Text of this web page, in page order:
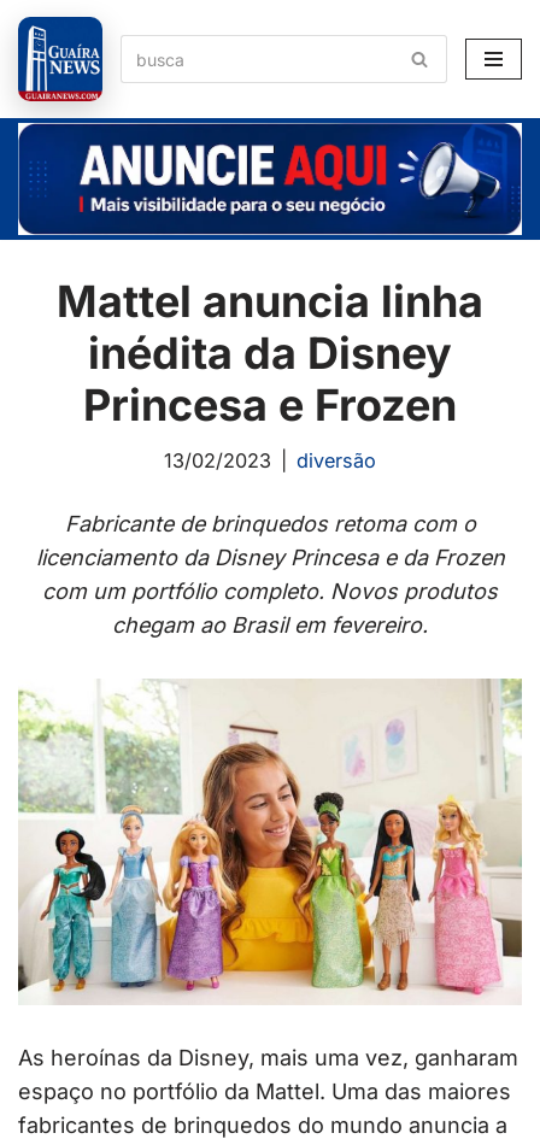
Pular
para
o
conteúdo
Mattel anuncia linha
inédita da Disney
Princesa e Frozen
13/02/2023 diversão
Fabricante de brinquedos retoma com o
licenciamento da Disney Princesa e da Frozen
com um portfólio completo. Novos produtos
chegam ao Brasil em fevereiro.
As heroínas da Disney, mais uma vez, ganharam
espaço no portfólio da Mattel. Uma das maiores
fabricantes de brinquedos do mundo anuncia a